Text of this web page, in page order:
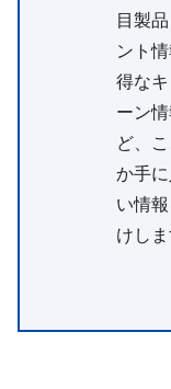
目製
ント
得な
ーン
ど、
か手
い情
けしま